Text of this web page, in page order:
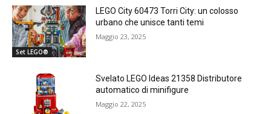
Set LEGO®
LEGO City 60473 Torri City: un colosso
urbano che unisce tanti temi
Maggio 23, 2025
Svelato LEGO Ideas 21358 Distributore
automatico di minifigure
Maggio 22, 2025